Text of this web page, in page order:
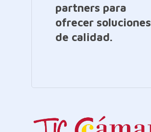
partners para
ofrecer soluciones
de calidad.